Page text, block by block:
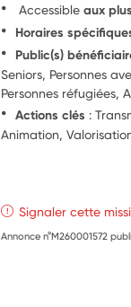
Accessibleaux
Horaires
Public(s)
Seniors, Personnes
Personnes réfugiées,
Actions clés :
Animation,
Signaler cette
Annonce n°M260001572